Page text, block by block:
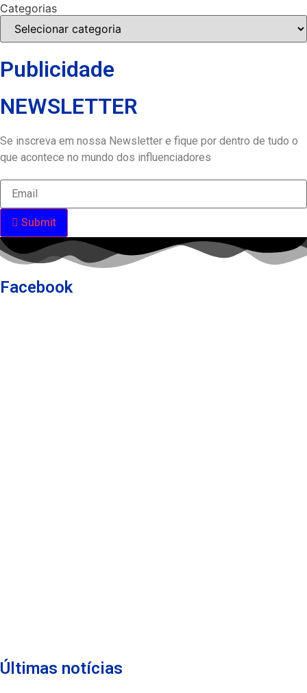
Categorias
Publicidade
NEWSLETTER
Se inscreva em nossa Newsletter e fique por dentro de tudo o
que acontece no mundo dos influenciadores
Submit
Facebook
Últimas notícias